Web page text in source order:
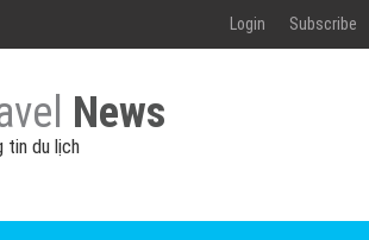
Login Subscribe
News
tin du lịch